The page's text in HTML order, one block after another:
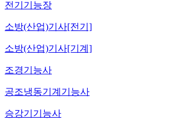
전기기능장
소방(산업)기사[전기]
소방(산업)기사[기계]
조경기능사
공조냉동기계기능사
승강기기능사